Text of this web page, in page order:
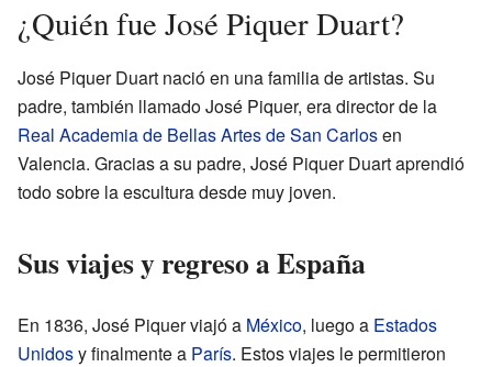
¿Quién fue José Piquer Duart?
José Piquer Duart nació en una familia de artistas. Su
padre, también llamado José Piquer, era director de la
Real Academia de Bellas Artes de San Carlosen
Valencia. Gracias a su padre, José Piquer Duart aprendió
todo sobre la escultura desde muy joven.
Sus viajes y regreso a España
En 1836, José Piquer viajó a México, luego a Estados
Unidosy finalmente a París. Estos viajes le permitieron